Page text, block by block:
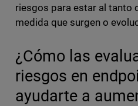
riesgos para estar al tanto
medida que surgen o
¿Cómo las
riesgos en
ayudarte a